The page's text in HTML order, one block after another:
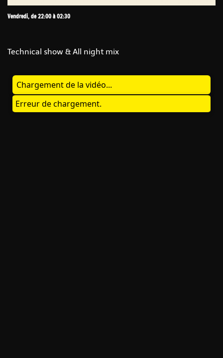
Vendredi, de 22:00 à 02:30
Technical show & All night mix